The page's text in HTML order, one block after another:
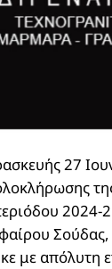
27
2024-
Σούδας,
με απόλυτη